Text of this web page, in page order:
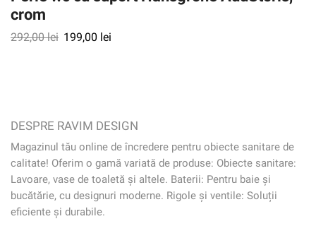
crom
292,00lei 199,00 lei
DESPRE RAVIM DESIGN
Magazinul tău online de încredere pentru obiecte sanitare de
calitate! Oferim o gamă variată de produse: Obiecte sanitare:
Lavoare, vase de toaletă și altele. Baterii: Pentru baie și
bucătărie, cu designuri moderne. Rigole și ventile: Soluții
eficiente și durabile.